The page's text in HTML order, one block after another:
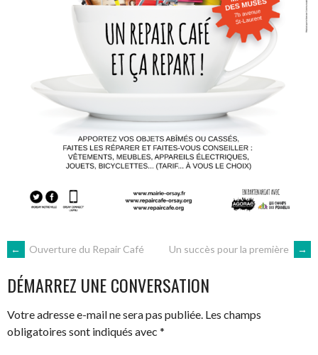
NAVIGATION
DES
ARTICLES
← Ouverture du Repair Café Un succès pour la première →
DÉMARREZ UNE CONVERSATION
Votre adresse e-mail ne sera pas publiée. Les champs
obligatoires sont indiqués avec *